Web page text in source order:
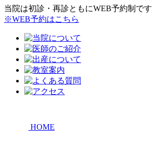
当院は初診・再診ともにWEB予約制です
※WEB予約はこちら
HOME